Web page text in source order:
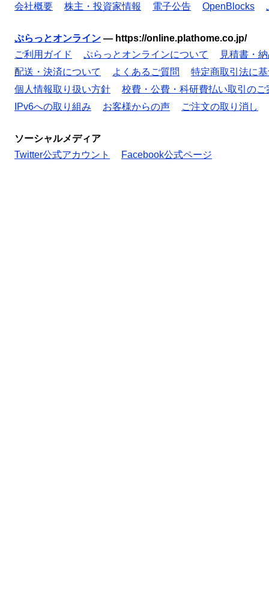
会社概要
株主・投資家情報 電子公告 OpenBlocks
ぷらっとオンライン — https://online.plathome.co.jp/
ご利用ガイド
ぷらっとオンラインについて
見積書・
配送・決済について
よくあるご質問
特定商取引法に
個人情報取り扱い方針
校費・公費・科研費払い取引のご
IPv6への取り組み
お客様からの声 ご注文の取り消し
ソーシャルメディア
Twitter公式アカウント
Facebook公式ページ